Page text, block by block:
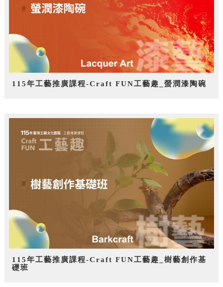
115年工藝推廣課程-Craft FUN工藝趣_螢潤漆陶碗
115年工藝推廣課程-Craft FUN工藝趣_樹藝創作基
礎班